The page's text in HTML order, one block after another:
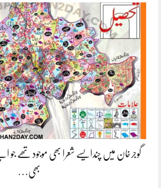
گوجرخان میں چندایسے شعرا بھی موجود تھے جو
بھی…